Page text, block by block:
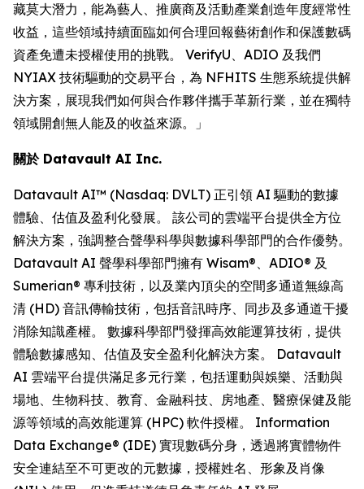
藏莫大潛力，能為藝人、推廣商及活動產業創造年度經常性
收益，這些領域持續面臨如何合理回報藝術創作和保護數碼
資產免遭未授權使用的挑戰。 VerifyU、ADIO 及我們
NYIAX 技術驅動的交易平台，為 NFHITS 生態系統提供解
決方案，展現我們如何與合作夥伴攜手革新行業，並在獨特
領域開創無人能及的收益來源。」
關於 Datavault AI Inc.
Datavault AI™ (Nasdaq: DVLT) 正引領 AI 驅動的數據
體驗、估值及盈利化發展。 該公司的雲端平台提供全方位
解決方案，強調整合聲學科學與數據科學部門的合作優勢。
Datavault AI 聲學科學部門擁有 Wisam®、ADIO® 及
Sumerian® 專利技術，以及業內頂尖的空間多通道無線高
清 (HD) 音訊傳輸技術，包括音訊時序、同步及多通道干擾
消除知識產權。 數據科學部門發揮高效能運算技術，提供
體驗數據感知、估值及安全盈利化解決方案。 Datavault
AI 雲端平台提供滿足多元行業，包括運動與娛樂、活動與
場地、生物科技、教育、金融科技、房地產、醫療保健及能
源等領域的高效能運算 (HPC) 軟件授權。 Information
Data Exchange® (IDE) 實現數碼分身，透過將實體物件
安全連結至不可更改的元數據，授權姓名、形象及肖像